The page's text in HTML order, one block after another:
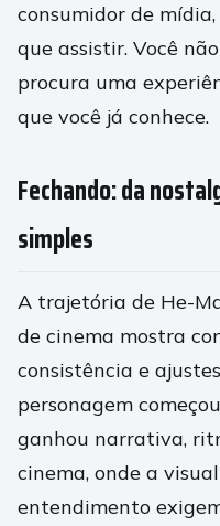
consumidor de
que assistir. Você
procura uma
que você já conhece.
Fechando: da
simples
A trajetória de He-
de cinema mostra
consistência e
personagem
ganhou narrativa,
cinema, onde a
entendimento